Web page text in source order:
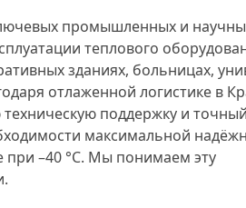
промышленных и
теплового
зданиях, больницах,
отлаженной логистике в
поддержку и
максимальной
при –40 °C. Мы понимаем эту